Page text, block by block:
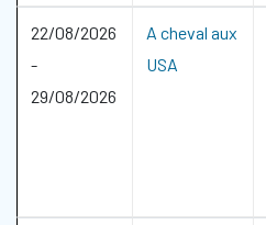
22/08/2026
-
29/08/2026
A cheval aux
USA